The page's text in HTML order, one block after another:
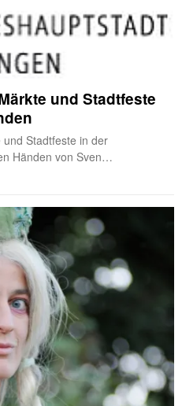
und Stadtfeste
Stadtfeste in der
Händen von Sven…